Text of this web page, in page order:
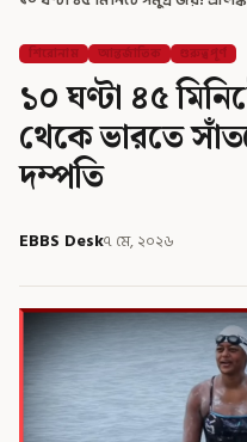
শিরোনাম আন্তর্জাতিক গুরুত্বপূর্ণ
১০ ঘণ্টা ৪৫
থেকে ভারতে
দম্পতি
EBBS Desk৭ মে, ২০২৬